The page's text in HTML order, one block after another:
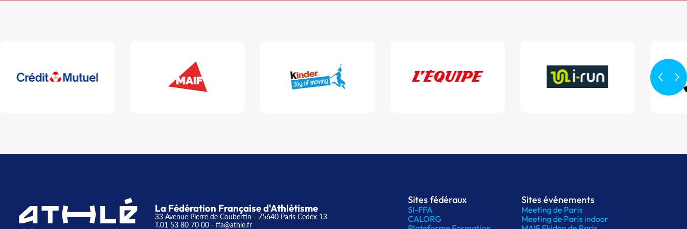
La Fédération Française d'Athlétisme
33 Avenue Pierre de Coubertin - 75640 Paris Cedex 13
T.01 53 80 70 00 - ffa@athle.fr
Sites fédéraux
SI-FFA
CALORG
Sites événements
Meeting de Paris
Meeting de Paris indoor